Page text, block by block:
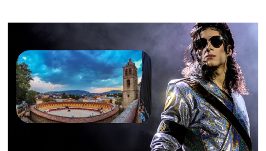
en
San
Ambrosio
Texantla:
Fecha
y
detalles